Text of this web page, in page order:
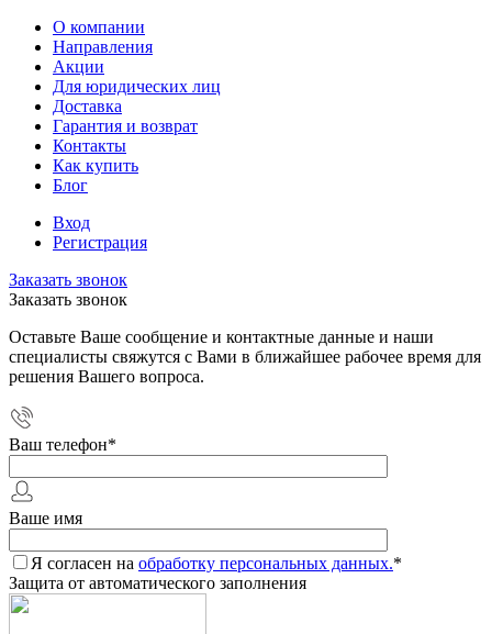
О компании
Направления
Акции
Для юридических лиц
Доставка
Гарантия и возврат
Контакты
Как купить
Блог
Вход
Регистрация
Заказать звонок
Заказать звонок
Оставьте Ваше сообщение и контактные данные и наши
специалисты свяжутся с Вами в ближайшее рабочее время для
решения Вашего вопроса.
Ваш телефон*
Ваше имя
Я согласен на обработку персональных данных.*
Защита от автоматического заполнения